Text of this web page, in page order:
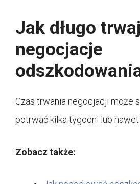
Jak długo
negocjacje
Czas trwania negocjacji może
potrwać kilka tygodni lub
Zobacz także: